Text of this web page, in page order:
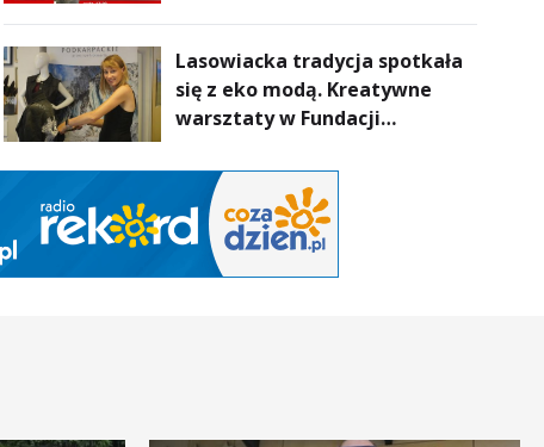
Lasowiacka tradycja spotkała
się z eko modą. Kreatywne
warsztaty w Fundacji